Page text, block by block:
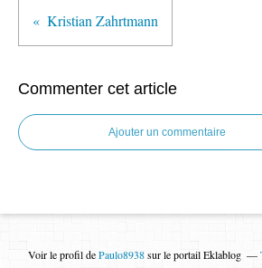
Kristian Zahrtmann
Commenter cet article
Ajouter un commentaire
Voir le profil dePaulo8938sur le portail Eklablog